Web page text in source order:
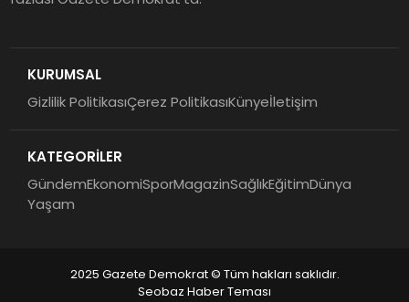
KURUMSAL
Gizlilik PolitikasıÇerez PolitikasıKünyeİletişim
KATEGORİLER
GündemEkonomiSporMagazinSağlıkEğitimDünya
Yaşam
2025 Gazete Demokrat © Tüm hakları saklıdır.
Seobaz Haber Teması